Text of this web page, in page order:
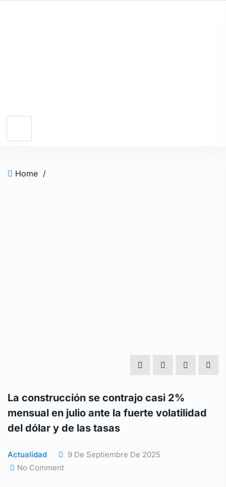
Home /
La construcción se contrajo casi 2%
mensual en julio ante la fuerte volatilidad
del dólar y de las tasas
Actualidad
9 De Septiembre De 2025
No Comment